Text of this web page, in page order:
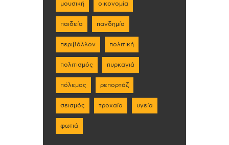
μουσική οικονομία
παιδεία πανδημία
περιβάλλον πολιτική
πολιτισμός πυρκαγιά
πόλεμος ρεπορτάζ
σεισμός τροχαίο υγεία
φωτιά